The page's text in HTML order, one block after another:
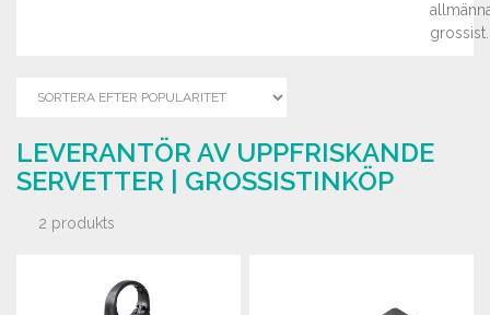
grossist.
LEVERANTÖR AV UPPFRISKANDE
SERVETTER | GROSSISTINKÖP
2 produkts